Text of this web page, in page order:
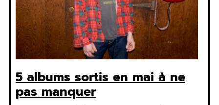
5 albums sortis en mai à ne
pas manquer